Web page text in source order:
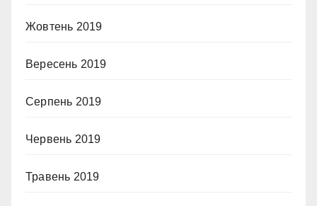
Жовтень 2019
Вересень 2019
Серпень 2019
Червень 2019
Травень 2019